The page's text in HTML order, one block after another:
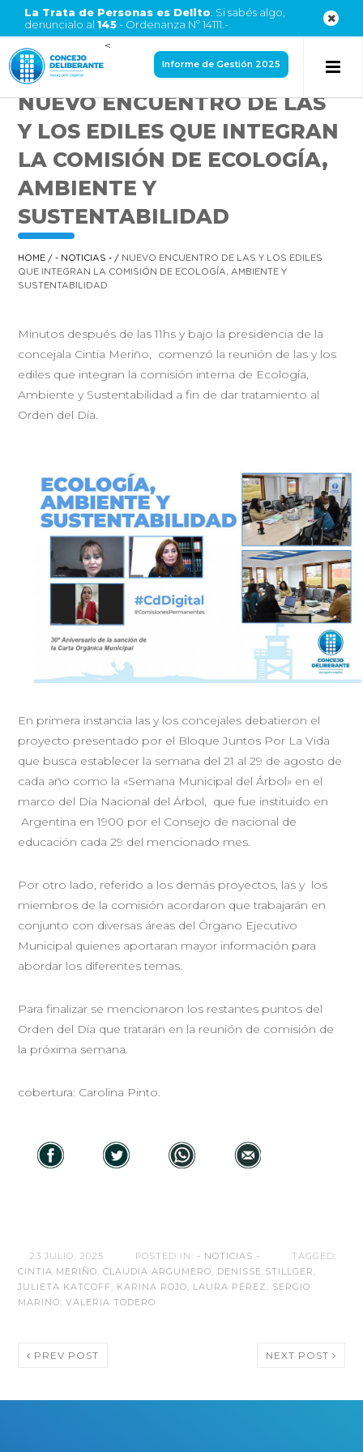
La Trata de Personas es Delito . Si sabés algo,
denuncialo al 145- Ordenanza Nº 14111.-
<
Informe de Gestión 2025
NUEVO ENCUENTRO DE LAS
Y LOS EDILES QUE INTEGRAN
LA COMISIÓN DE ECOLOGÍA,
AMBIENTE Y
SUSTENTABILIDAD
HOME /- NOTICIAS - / NUEVO ENCUENTRO DE LAS Y LOS EDILES
QUE INTEGRAN LA COMISIÓN DE ECOLOGÍA, AMBIENTE Y
SUSTENTABILIDAD
Minutos después de las 11hs y bajo la presidencia de la
concejala Cintia Meriño, comenzó la reunión de las y los
ediles que integran la comisión interna de Ecología,
Ambiente y Sustentabilidad a fin de dar tratamiento al
Orden del Día.
En primera instancia las y los concejales debatieron el
proyecto presentado por el Bloque Juntos Por La Vida
que busca establecer la semana del 21 al 29 de agosto de
cada año como la «Semana Municipal del Árbol» en el
marco del Día Nacional del Árbol, que fue instituido en
Argentina en 1900 por el Consejo de nacional de
educación cada 29 del mencionado mes.
Por otro lado, referido a los demás proyectos, las y los
miembros de la comisión acordaron que trabajarán en
conjunto con diversas áreas del Órgano Ejecutivo
Municipal quienes aportaran mayor información para
abordar los diferentes temas.
Para finalizar se mencionaron los restantes puntos del
Orden del Día que tratarán en la reunión de comisión de
la próxima semana.
cobertura: Carolina Pinto.
23 JULIO, 2025 POSTED IN: - NOTICIAS -
TAGGED:
CINTIA MERIÑO,CLAUDIA ARGUMERO, DENISSE STILLGER ,
JULIETA KATCOFF, KARINA ROJO, LAURA PÉREZ , SERGIO
MARINO,VALERIA TODERO
PREV POST NEXT POST